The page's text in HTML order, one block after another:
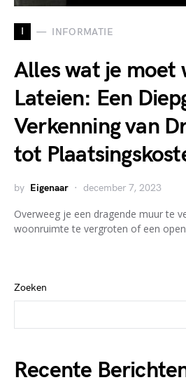
I INFORMATIE
Alles wat je moet
Lateien: Een
Verkenning van
tot
by Eigenaar december 7, 2023
Overweeg je een dragende muur te
woonruimte te vergroten of een
Zoeken
Recente